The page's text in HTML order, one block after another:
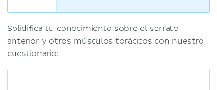
Solidifica tu conocimiento sobre el serrato
anterior y otros músculos torácicos con nuestro
cuestionario: